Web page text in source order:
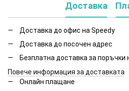
Доставка
Доставка до офис на Speedy
Доставка до посочен адрес
Безплатна доставка за поръчки
Повече информация за доставката
Онлайн плащане